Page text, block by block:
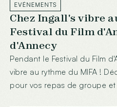
EVÉNEMENTS
Chez Ingall's vibre
Festival du Film
d'Annecy
Pendant le Festival du Film
vibre au rythme du MIFA !
pour vos repas de groupe